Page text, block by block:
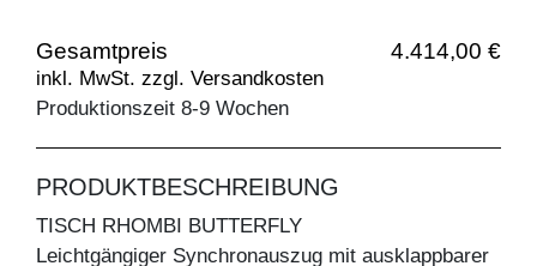
Gesamtpreis 4.414,00 €
inkl. MwSt. zzgl. Versandkosten
Produktionszeit 8-9 Wochen
PRODUKTBESCHREIBUNG
TISCH RHOMBI BUTTERFLY
Leichtgängiger Synchronauszug mit ausklappbarer